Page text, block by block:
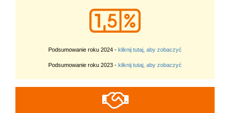
Podsumowanie roku 2024 - kliknij tutaj, aby zobaczyć
Podsumowanie roku 2023 - kliknij tutaj, aby zobaczyć